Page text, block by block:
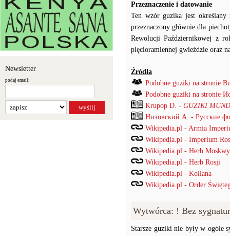
Newsletter
podaj email:
Przeznaczenie i datowanie
Ten wzór guzika jest
przeznaczony głównie dla
Rewolucji Październikowej z
pięcioramiennej gwieździe oraz
Źródła
Podobne guziki na stronie
Podobne guziki na stronie
Krupop D. - GUZIKI
Низовский А. - Русские
Wikipedia.pl - Armia
Wikipedia.pl - Imperium
Wikipedia.pl - Herb Moskwy
Wikipedia.pl - Herb Rosji
Wikipedia.pl - Kollana
Wikipedia.pl - Order
Wytwórca: ! Bez
Starsze guziki nie były w ogóle